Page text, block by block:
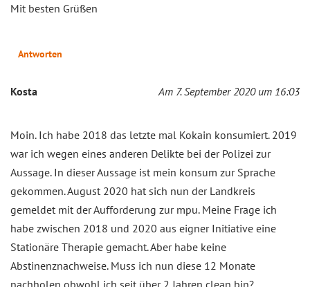
Mit besten Grüßen
Antworten
Kosta Am 7. September 2020 um 16:03
Moin. Ich habe 2018 das letzte mal Kokain konsumiert. 2019
war ich wegen eines anderen Delikte bei der Polizei zur
Aussage. In dieser Aussage ist mein konsum zur Sprache
gekommen. August 2020 hat sich nun der Landkreis
gemeldet mit der Aufforderung zur mpu. Meine Frage ich
habe zwischen 2018 und 2020 aus eigner Initiative eine
Stationäre Therapie gemacht. Aber habe keine
Abstinenznachweise. Muss ich nun diese 12 Monate
nachholen obwohl ich seit über 2 Jahren clean bin?